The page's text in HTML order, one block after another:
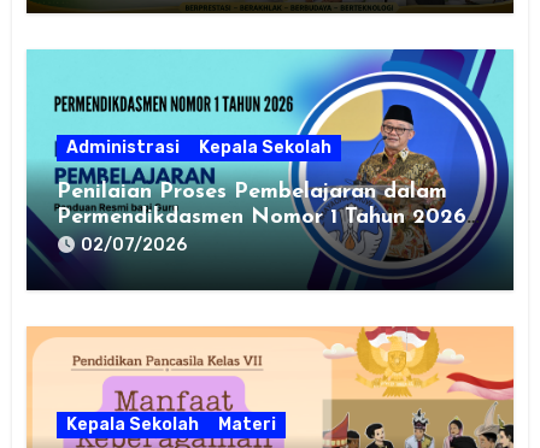
Administrasi Kepala Sekolah
Penilaian Proses Pembelajaran dalam
Permendikdasmen Nomor 1 Tahun 2026:
Panduan Resmi bagi Guru
02/07/2026
Kepala Sekolah Materi